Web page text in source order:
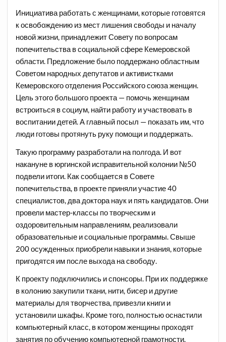
Инициатива работать с женщинами, которые готовятся
к освобождению из мест лишения свободы и началу
новой жизни, принадлежит Совету по вопросам
попечительства в социальной сфере Кемеровской
области. Предложение было поддержано областным
Советом народных депутатов и активистками
Кемеровского отделения Российского союза женщин.
Цель этого большого проекта — помочь женщинам
встроиться в социум, найти работу и участвовать в
воспитании детей. А главный посыл — показать им, что
люди готовы протянуть руку помощи и поддержать.
Такую программу разработали на полгода. И вот
накануне в юргинской исправительной колонии №50
подвели итоги. Как сообщается в Совете
попечительства, в проекте приняли участие 40
специалистов, два доктора наук и пять кандидатов. Они
провели мастер-классы по творческим и
оздоровительным направлениям, реализовали
образовательные и социальные программы. Свыше
200 осужденных приобрели навыки и знания, которые
пригодятся им после выхода на свободу.
К проекту подключились и спонсоры. При их поддержке
в колонию закупили ткани, нити, бисер и другие
материалы для творчества, привезли книги и
установили шкафы. Кроме того, полностью оснастили
компьютерный класс, в котором женщины проходят
занятия по обучению компьютерной грамотности.